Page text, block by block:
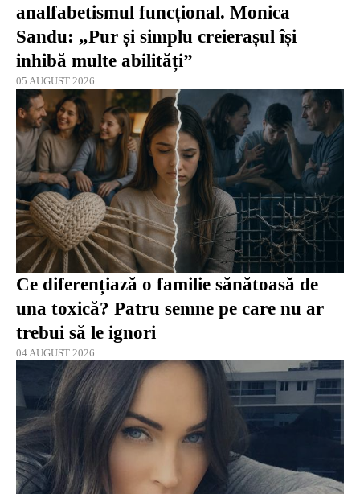
analfabetismul funcțional. Monica
Sandu: „Pur și simplu creierașul își
inhibă multe abilități”
05 AUGUST 2026
Ce diferențiază o familie sănătoasă de
una toxică? Patru semne pe care nu ar
trebui să le ignori
04 AUGUST 2026